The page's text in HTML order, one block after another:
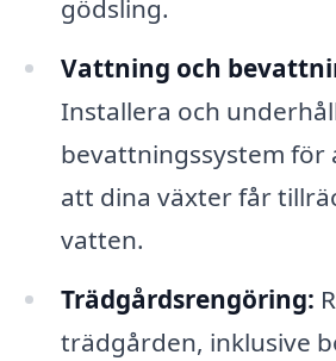
gödsling.
Vattning och
Installera och
bevattningssystem för
att dina växter får
vatten.
Trädgårdsrengöring:
trädgården, inklusive